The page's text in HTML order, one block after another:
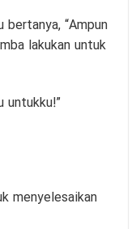
“Ampun
lakukan untuk
untukku!”
menyelesaikan